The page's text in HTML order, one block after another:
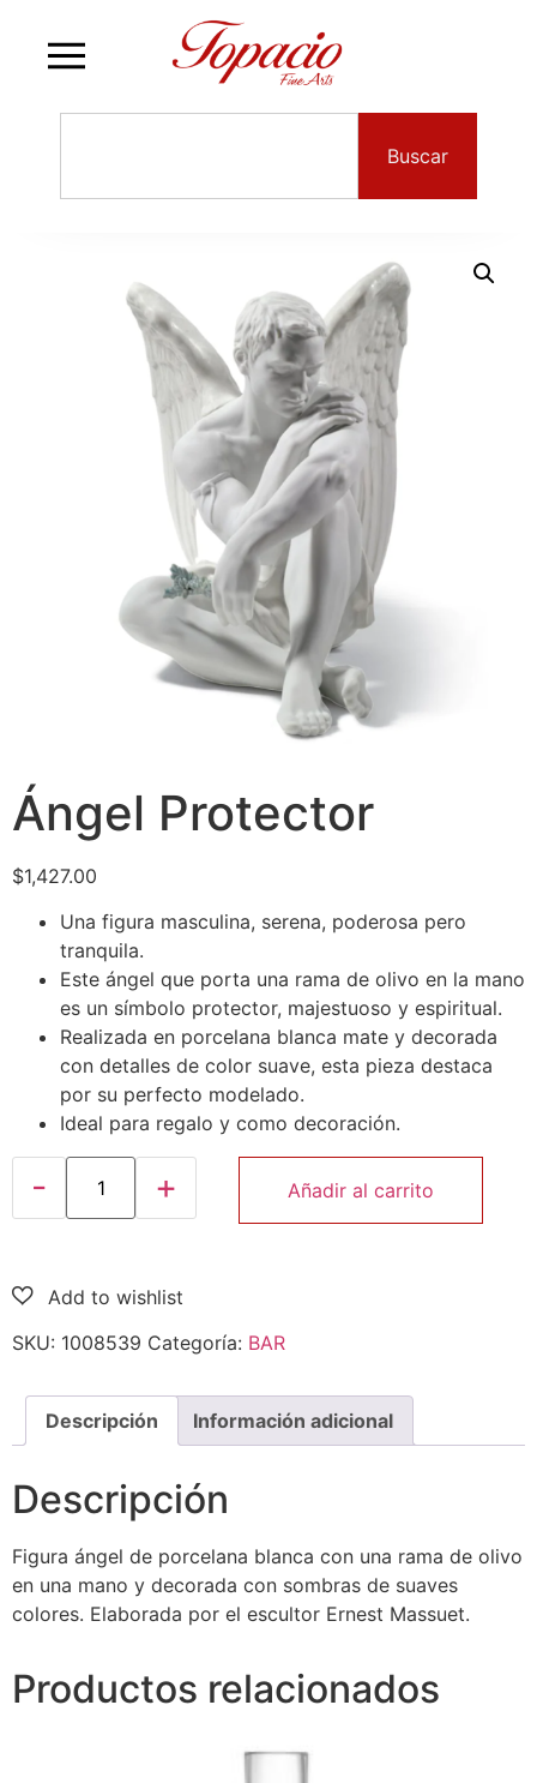
Buscar
Ángel Protector
$1,427.00
Una figura masculina, serena, poderosa pero
tranquila.
Este ángel que porta una rama de olivo en la mano
es un símbolo protector, majestuoso y espiritual.
Realizada en porcelana blanca mate y decorada
con detalles de color suave, esta pieza destaca
por su perfecto modelado.
Ideal para regalo y como decoración.
Añadir al carrito
SKU: 1008539 Categoría: BAR
Descripción Información adicional
Descripción
Figura ángel de porcelana blanca con una rama de olivo
en una mano y decorada con sombras de suaves
colores. Elaborada por el escultor Ernest Massuet.
Productos relacionados